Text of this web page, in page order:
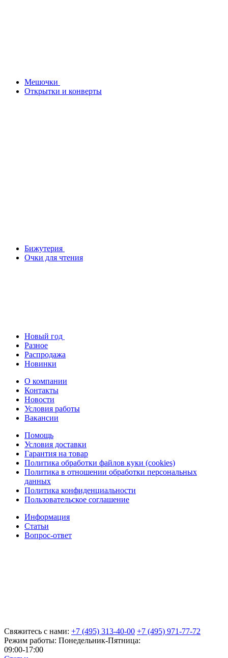
Мешочки
Открытки и конверты
Бижутерия
Очки для чтения
Новый год
Разное
Распродажа
Новинки
О компании
Контакты
Новости
Условия работы
Вакансии
Помощь
Условия доставки
Гарантия на товар
Политика обработки файлов куки (cookies)
Политика в отношении обработки персональных
данных
Политика конфиденциальности
Пользовательское соглашение
Информация
Статьи
Вопрос-ответ
Свяжитесь с нами: +7 (495) 313-40-00 +7 (495) 971-77-72
Режим работы: Понедельник-Пятница:
09:00-17:00